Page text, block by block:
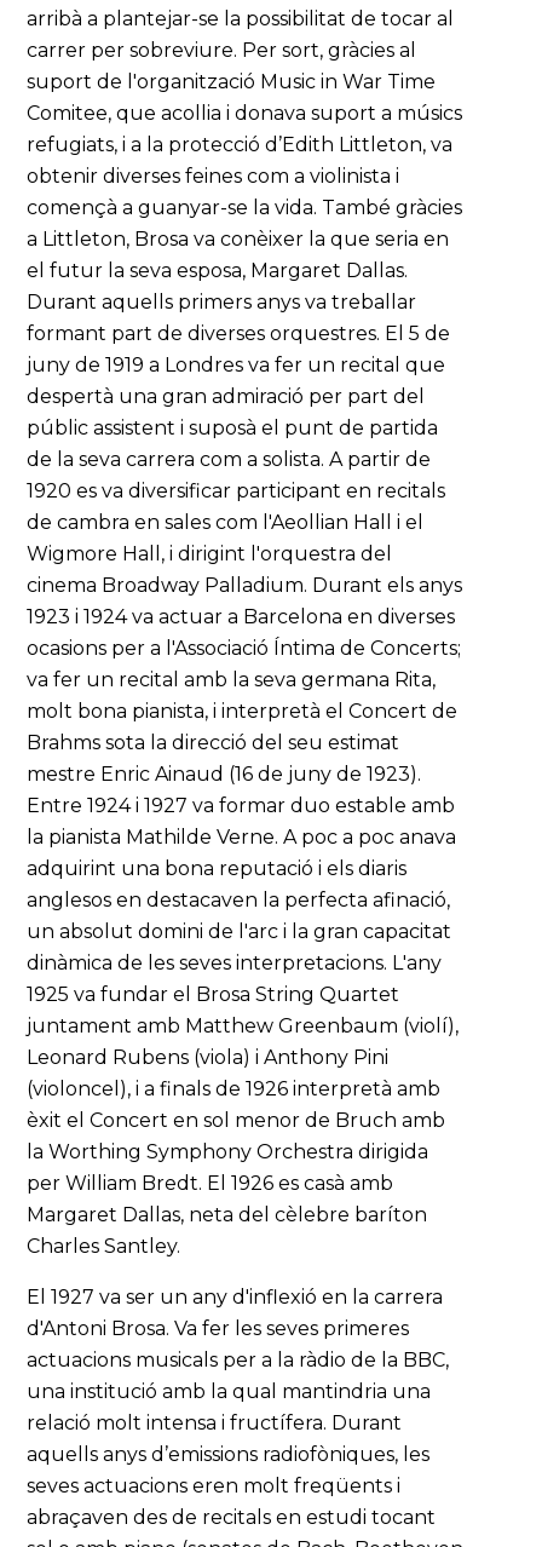
arribà a plantejar-se la possibilitat de tocar al
carrer per sobreviure. Per sort, gràcies al
suport de l'organització Music in War Time
Comitee, que acollia i donava suport a músics
refugiats, i a la protecció d’Edith Littleton, va
obtenir diverses feines com a violinista i
començà a guanyar-se la vida. També gràcies
a Littleton, Brosa va conèixer la que seria en
el futur la seva esposa, Margaret Dallas.
Durant aquells primers anys va treballar
formant part de diverses orquestres. El 5 de
juny de 1919 a Londres va fer un recital que
despertà una gran admiració per part del
públic assistent i suposà el punt de partida
de la seva carrera com a solista. A partir de
1920 es va diversificar participant en recitals
de cambra en sales com l'Aeollian Hall i el
Wigmore Hall, i dirigint l'orquestra del
cinema Broadway Palladium. Durant els anys
1923 i 1924 va actuar a Barcelona en diverses
ocasions per a l'Associació Íntima de Concerts;
va fer un recital amb la seva germana Rita,
molt bona pianista, i interpretà el Concert de
Brahms sota la direcció del seu estimat
mestre Enric Ainaud (16 de juny de 1923).
Entre 1924 i 1927 va formar duo estable amb
la pianista Mathilde Verne. A poc a poc anava
adquirint una bona reputació i els diaris
anglesos en destacaven la perfecta afinació,
un absolut domini de l'arc i la gran capacitat
dinàmica de les seves interpretacions. L'any
1925 va fundar el Brosa String Quartet
juntament amb Matthew Greenbaum (violí),
Leonard Rubens (viola) i Anthony Pini
(violoncel), i a finals de 1926 interpretà amb
èxit el Concert en sol menor de Bruch amb
la Worthing Symphony Orchestra dirigida
per William Bredt. El 1926 es casà amb
Margaret Dallas, neta del cèlebre baríton
Charles Santley.
El 1927 va ser un any d'inflexió en la carrera
d'Antoni Brosa. Va fer les seves primeres
actuacions musicals per a la ràdio de la BBC,
una institució amb la qual mantindria una
relació molt intensa i fructífera. Durant
aquells anys d’emissions radiofòniques, les
seves actuacions eren molt freqüents i
abraçaven des de recitals en estudi tocant